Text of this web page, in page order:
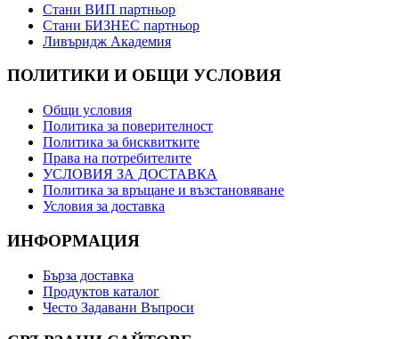
Стани ВИП партньор
Стани БИЗНЕС партньор
Ливъридж Академия
ПОЛИТИКИ И ОБЩИ УСЛОВИЯ
Общи условия
Политика за поверителност
Политика за бисквитките
Права на потребителите
УСЛОВИЯ ЗА ДОСТАВКА
Политика за връщане и възстановяване
Условия за доставка
ИНФОРМАЦИЯ
Бърза доставка
Продуктов каталог
Често Задавани Въпроси